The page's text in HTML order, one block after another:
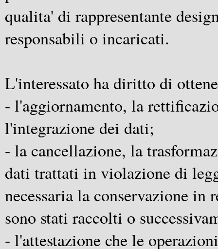
qualita' di rappresentante
responsabili o incaricati.
L'interessato ha diritto di
- l'aggiornamento, la
l'integrazione dei dati;
- la cancellazione, la
dati trattati in violazione di
necessaria la conservazione
sono stati raccolti o
- l'attestazione che le